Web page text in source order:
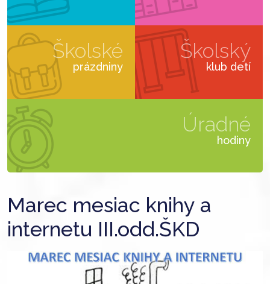
Školské
prázdniny
Školský
klub detí
Úradné
hodiny
Marec mesiac knihy a
internetu III.odd.ŠKD